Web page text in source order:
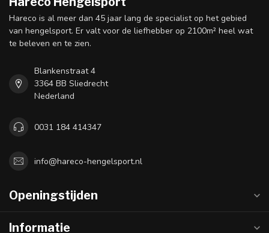
Hareco is al meer dan 45 jaar lang de specialist op het gebied
van hengelsport. Er valt voor de liefhebber op 2100m² heel wat
te beleven en te zien.
Blankenstraat 4
3364 BB Sliedrecht
Nederland
0031 184 414347
info@hareco-hengelsport.nl
Openingstijden
Informatie